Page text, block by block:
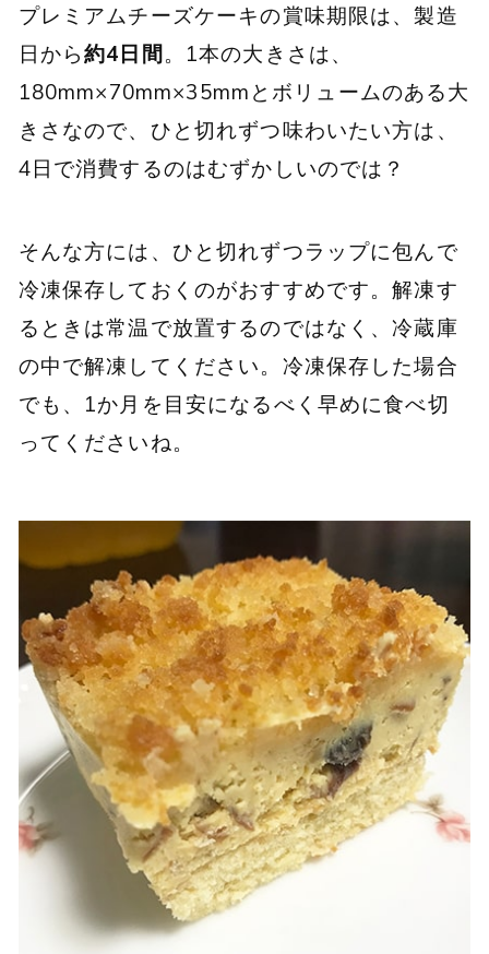
プレミアムチーズケーキの賞味期限は、製造
日から約4日間。1本の大きさは、
180mm×70mm×35mmとボリュームのある大
きさなので、ひと切れずつ味わいたい方は、
4日で消費するのはむずかしいのでは？
そんな方には、ひと切れずつラップに包んで
冷凍保存しておくのがおすすめです。解凍す
るときは常温で放置するのではなく、冷蔵庫
の中で解凍してください。冷凍保存した場合
でも、1か月を目安になるべく早めに食べ切
ってくださいね。